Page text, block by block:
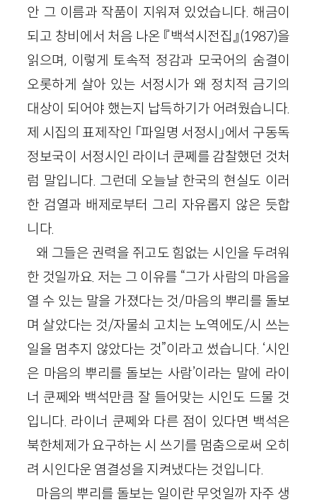
안 그 이름과 작품이 지워져 있었습니다. 해금이
되고 창비에서 처음 나온 『백석시전집』(1987)을
읽으며, 이렇게 토속적 정감과 모국어의 숨결이
오롯하게 살아 있는 서정시가 왜 정치적 금기의
대상이 되어야 했는지 납득하기가 어려웠습니다.
제 시집의 표제작인 「파일명 서정시」에서 구동독
정보국이 서정시인 라이너 쿤쩨를 감찰했던 것처
럼 말입니다. 그런데 오늘날 한국의 현실도 이러
한 검열과 배제로부터 그리 자유롭지 않은 듯합
니다.
왜 그들은 권력을 쥐고도 힘없는 시인을 두려워
한 것일까요. 저는 그 이유를 “그가 사람의 마음을
열 수 있는 말을 가졌다는 것/마음의 뿌리를 돌보
며 살았다는 것/자물쇠 고치는 노역에도/시 쓰는
일을 멈추지 않았다는 것”이라고 썼습니다. ‘시인
은 마음의 뿌리를 돌보는 사람’이라는 말에 라이
너 쿤쩨와 백석만큼 잘 들어맞는 시인도 드물 것
입니다. 라이너 쿤쩨와 다른 점이 있다면 백석은
북한체제가 요구하는 시 쓰기를 멈춤으로써 오히
려 시인다운 염결성을 지켜냈다는 것입니다.
마음의 뿌리를 돌보는 일이란 무엇일까 자주 생